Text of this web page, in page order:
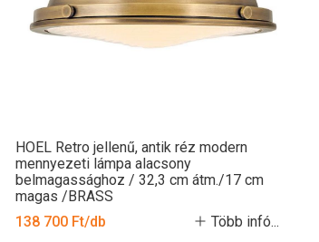
HOEL Retro jellenű, antik réz modern
mennyezeti lámpa alacsony
belmagassághoz / 32,3 cm átm./17 cm
magas /BRASS
138 700 Ft/db
Több infó...